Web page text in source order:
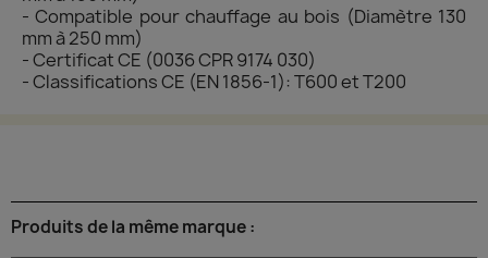
- Compatible pour chauffage au bois (Diamètre 130
mm à 250 mm)
- Certificat CE (0036 CPR 9174 030)
- Classifications CE (EN 1856-1): T600 et T200
Produits de la même marque :